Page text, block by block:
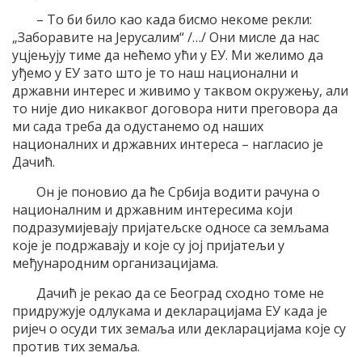
– То би било као када бисмо некоме рекли:
„Заборавите на Јерусалим“ /…/ Они мисле да нас
уцјењују тиме да нећемо ући у ЕУ. Ми желимо да
уђемо у ЕУ зато што је то наш национални и
државни интерес и живимо у таквом окружењу, али
то није дио никаквог договора нити преговора да
ми сада треба да одустанемо од наших
националних и државних интереса – нагласио је
Дачић.
Он је поновио да ће Србија водити рачуна о
националним и државним интересима који
подразумијевају пријатељске односе са земљама
које је подржавају и које су јој пријатељи у
међународним организацијама.
Дачић је рекао да се Београд сходно томе не
придружује одлукама и декларацијама ЕУ када је
ријеч о осуди тих земаља или декларацијама које су
против тих земаља.